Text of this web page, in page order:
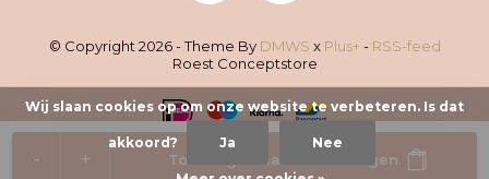
+
- Toevoegen aan winkelwagen
© Copyright 2026 - Theme By DMWS x Plus+ - RSS-feed
Roest Conceptstore
Wij slaan cookies op om onze website te verbeteren. Is dat
akkoord? Ja Nee